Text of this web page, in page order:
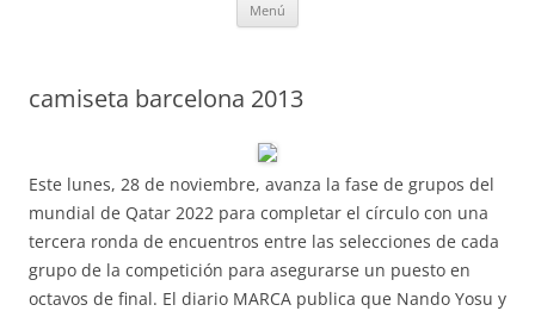
Menú
camiseta barcelona 2013
Este lunes, 28 de noviembre, avanza la fase de grupos del
mundial de Qatar 2022 para completar el círculo con una
tercera ronda de encuentros entre las selecciones de cada
grupo de la competición para asegurarse un puesto en
octavos de final. El diario MARCA publica que Nando Yosu y